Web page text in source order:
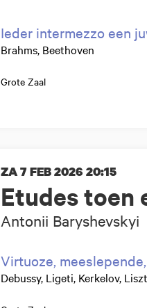
Ieder intermezzo een
Brahms, Beethoven
Grote Zaal
Etudes toen
Antonii Baryshevskyi
ZA 7 FEB 2026 20:15
Virtuoze,
Debussy, Ligeti, Kerkelov,